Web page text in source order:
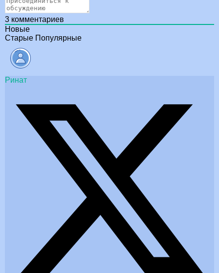
3 комментариев
Новые
Старые Популярные
Ринат